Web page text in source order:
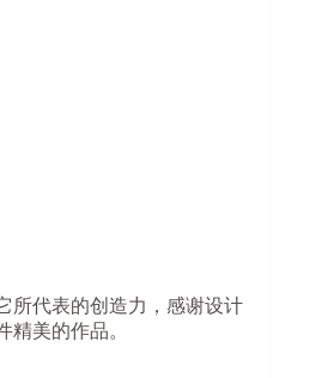
所代表的创造力，感谢设计
精美的作品。